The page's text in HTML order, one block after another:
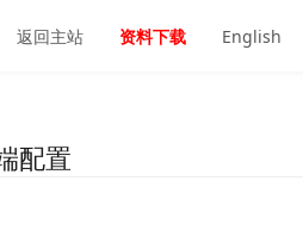
返回主站 资料下载 English
配置